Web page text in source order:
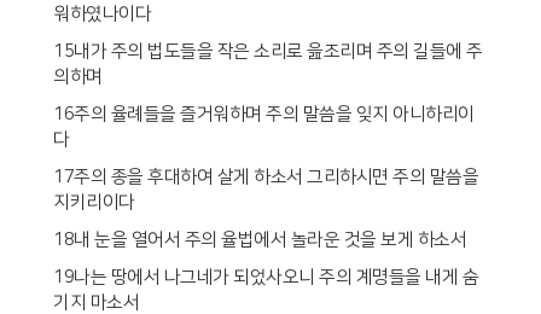
워하였나이다
15내가 주의 법도들을 작은 소리로 읊조리며 주의 길들에 주
의하며
16주의 율례들을 즐거워하며 주의 말씀을 잊지 아니하리이
다
17주의 종을 후대하여 살게 하소서 그리하시면 주의 말씀을
지키리이다
18내 눈을 열어서 주의 율법에서 놀라운 것을 보게 하소서
19나는 땅에서 나그네가 되었사오니 주의 계명들을 내게 숨
기지 마소서